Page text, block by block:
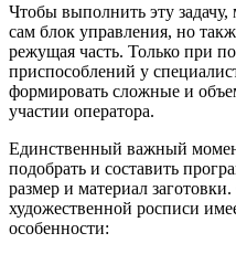
Чтобы выполнить эту задачу,
сам блок управления, но
режущая часть. Только при
приспособлений у
формировать сложные и
участии оператора.
Единственный важный
подобрать и составить
размер и материал
художественной росписи
особенности: